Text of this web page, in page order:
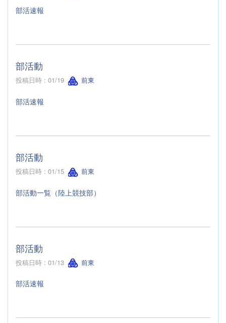
部活速報
部活動
投稿日時 : 01/19 前東
部活速報
部活動
投稿日時 : 01/15 前東
部活動一覧（陸上競技部）
部活動
投稿日時 : 01/13 前東
部活速報